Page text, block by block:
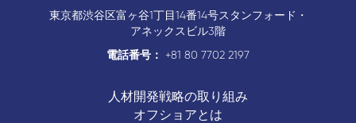
東京都渋谷区富ヶ谷1丁目14番14号スタンフォード・
アネックスビル3階
電話番号：
+81 80 7702 2197
人材開発戦略の取り組み
オフショアとは